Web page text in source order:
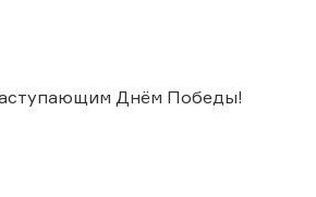
Днём Победы!